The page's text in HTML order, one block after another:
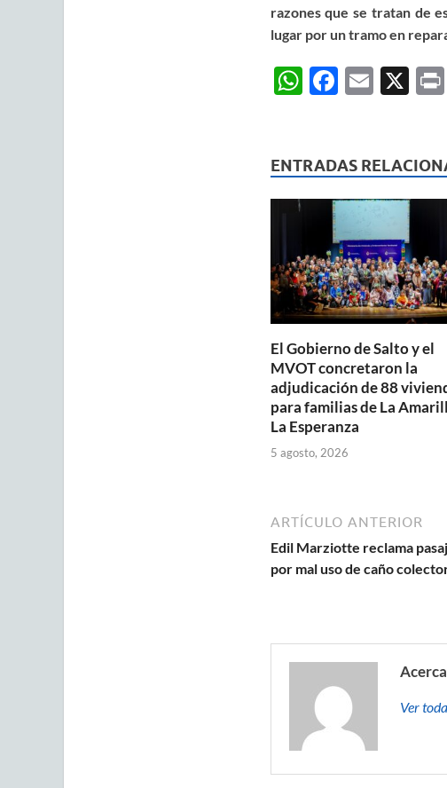
razones que se tratan de
lugar por un tramo en
W
s
A
p
F
b
o
o
k
E X
ENTRADAS
El Gobierno de Salto y el
MVOT concretaron la
adjudicación de 88
para familias de La
La Esperanza
5 agosto, 2026
ARTÍCULO ANTERIOR
Edil Marziotte reclama
por mal uso de caño
Ver